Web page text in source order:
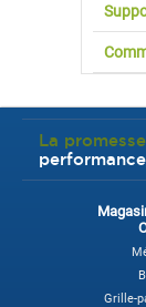
La
Grille-